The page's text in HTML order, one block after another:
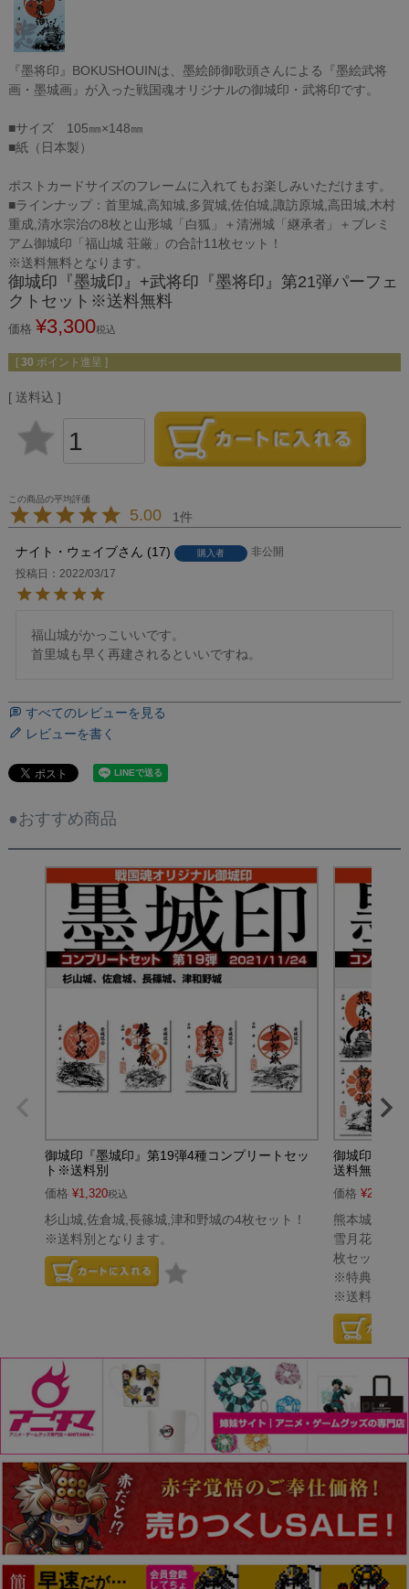
『墨将印』BOKUSHOUINは、墨絵師御歌頭さんによる『墨絵武将
画・墨城画』が入った戦国魂オリジナルの御城印・武将印です。
■サイズ 105㎜×148㎜
■紙（日本製）
ポストカードサイズのフレームに入れてもお楽しみいただけます。
■ラインナップ：首里城,高知城,多賀城,佐伯城,諏訪原城,高田城,木村
重成,清水宗治の8枚と山形城「白狐」＋清洲城「継承者」＋プレミ
アム御城印「福山城 荘厳」の合計11枚セット！
※送料無料となります。
御城印『墨城印』+武将印『墨将印』第21弾パーフェ
クトセット※送料無料
価格 ¥3,300税込
[ 30 ポイント進呈 ]
送料込
5.00 1
ナイト・ウェイブ 17 購入者
非公開
投稿日
2022/03/17
福山城がかっこいいです。
首里城も早く再建されるといいですね。
すべてのレビューを見る
レビューを書く
●おすすめ商品
御城印『墨城印』第19弾4種コンプリートセッ
ト※送料別
価格 ¥1,320税込
杉山城,佐倉城,長篠城,津和野城の4枚セット！
※送料別となります。
御城印『墨
送料無料
価格 ¥2,640
熊本城,松山
雪月花「会
枚セット！
※特典：プ
※送料無料